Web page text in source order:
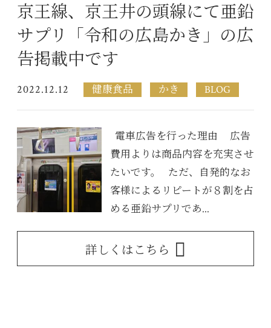
京王線、京王井の頭線にて亜鉛
サプリ「令和の広島かき」の広
告掲載中です
2022.12.12 健康食品 かき BLOG
電車広告を行った理由 広告
費用よりは商品内容を充実させ
たいです。 ただ、自発的なお
客様によるリピートが８割を占
める亜鉛サプリであ...
詳しくはこちら